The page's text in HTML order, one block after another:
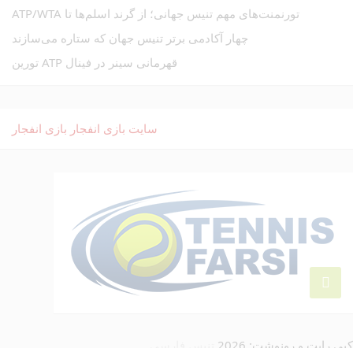
تورنمنت‌های مهم تنیس جهانی؛ از گرند اسلم‌ها تا ATP/WTA
چهار آکادمی برتر تنیس جهان که ستاره می‌سازند
قهرمانی سینر در فینال ATP تورین
سایت بازی انفجار بازی انفجار